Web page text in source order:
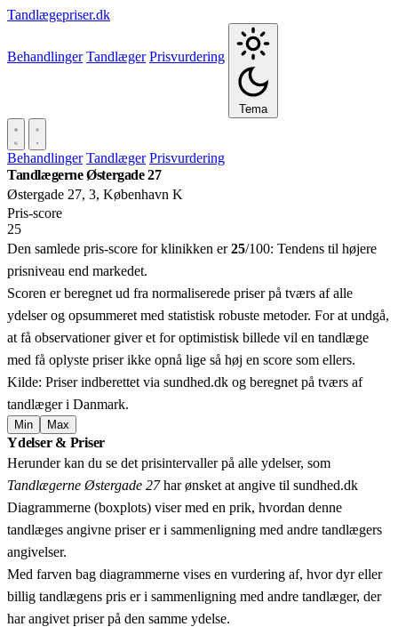
Tandlægepriser.dk
Behandlinger Tandlæger Prisvurdering
Tema
Behandlinger Tandlæger Prisvurdering
Tandlægerne Østergade 27
Østergade 27, 3, København K
Pris‑score
25
Den samlede pris-score for klinikken er25/100: Tendens til højere
prisniveau end markedet.
Scoren er beregnet ud fra normaliserede priser på tværs af alle
ydelser og opsummeret med statistisk robuste metoder. For at undgå,
at få observationer giver et for optimistisk billede vil en tandlæge
med få oplyste priser ikke opnå lige så høj en score som ellers.
Kilde: Priser indberettet via sundhed.dk og beregnet på tværs af
tandlæger i Danmark.
Min Max
+
−
Ydelser & Priser
Herunder kan du se det prisintervaller på alle ydelser, som
Tandlægerne Østergade 27har ønsket at angive til sundhed.dk
Diagrammerne (boxplots) viser med en prik, hvordan denne
tandlæges angivne priser er i sammenligning med andre tandlægers
angivelser.
Med farven bag diagrammerne vises en vurdering af, hvor dyr eller
billig tandlægens pris er i sammenligning med andre tandlæger, der
har angivet priser på den samme ydelse.